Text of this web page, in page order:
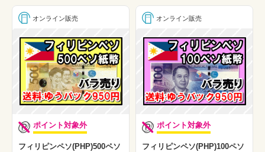
オンライン販売
ポイント対象外
フィリピンペソ(PHP)500ペソ
オンライン販売
ポイント対象外
フィリピンペソ(PHP)100ペソ